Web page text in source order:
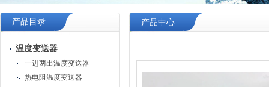
产品目录
温度变送器
一进两出温度变送器
热电阻温度变送器
产品中心